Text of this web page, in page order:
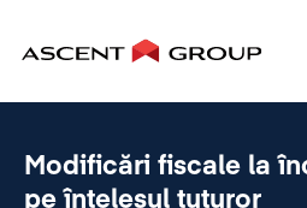
Modificări fiscale la
pe înțelesul tuturor